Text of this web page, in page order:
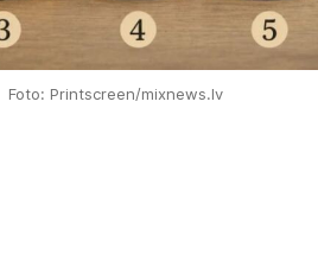
Foto: Printscreen/mixnews.lv